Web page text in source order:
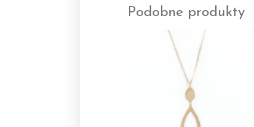
Podobne produkty